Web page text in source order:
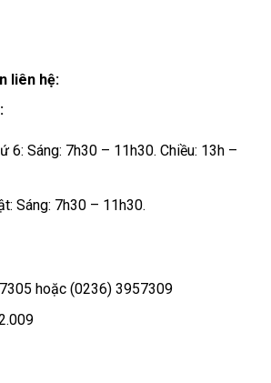
liên hệ:
6: Sáng: 7h30 – 11h30. Chiều: 13h –
Sáng: 7h30 – 11h30.
hoặc (0236) 3957309